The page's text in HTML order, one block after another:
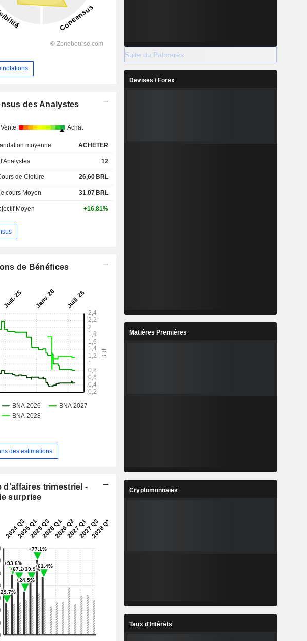
notations
des Analystes
Vente Achat
moyenne ACHETER
12
de Cloture 26,60 BRL
cours Moyen 31,07 BRL
Moyen +16,81%
de Bénéfices
des estimations
d'affaires trimestriel -
surprise
Suite du Palmarès
Devises / Forex
Matières Premières
Cryptomonnaies
Taux d'Intérêts